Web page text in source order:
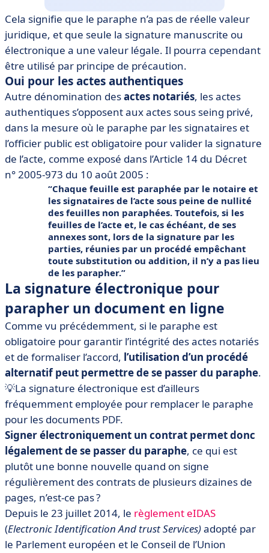
Cela signifie que le paraphe n’a pas de réelle valeur
juridique, et que seule la signature manuscrite ou
électronique a une valeur légale. Il pourra cependant
être utilisé par principe de précaution.
Oui pour les actes authentiques
Autre dénomination desactes notariés, les actes
authentiques s’opposent aux actes sous seing privé,
dans la mesure où le paraphe par les signataires et
l’officier public est obligatoire pour valider la signature
de l’acte, comme exposé dans l’Article 14 du Décret
n° 2005-973 du 10 août 2005 :
Chaque feuille est paraphée par le notaire et
les signataires de l’acte sous peine de nullité
des feuilles non paraphées. Toutefois, si les
feuilles de l’acte et, le cas échéant, de ses
annexes sont, lors de la signature par les
parties, réunies par un procédé empêchant
toute substitution ou addition, il n’y a pas lieu
de les parapher.
La signature électronique pour
parapher un document en ligne
Comme vu précédemment, si le paraphe est
obligatoire pour garantir l’intégrité des actes notariés
et de formaliser l’accord, l’utilisation d’un procédé
alternatif peut permettre de se passer du paraphe.
💡La signature électronique est d’ailleurs
fréquemment employée pour remplacer le paraphe
pour les documents PDF.
Signer électroniquement un contrat permet donc
légalement de se passer du paraphe, ce qui est
plutôt une bonne nouvelle quand on signe
régulièrement des contrats de plusieurs dizaines de
pages, n’est-ce pas ?
Depuis le 23 juillet 2014, le règlement eIDAS
(Electronic Identification And trust Services)adopté par
le Parlement européen et le Conseil de l’Union